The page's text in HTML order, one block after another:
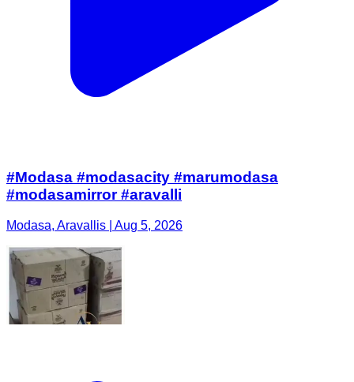
#Modasa #modasacity #marumodasa
#modasamirror #aravalli
Modasa, Aravallis | Aug 5, 2026